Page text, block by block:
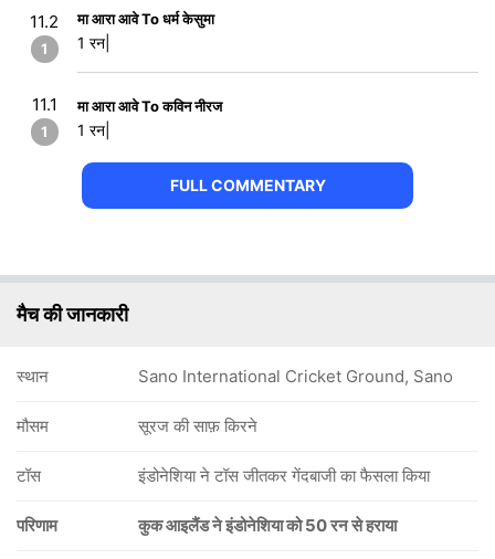
11.2
1
मा आरा आवे To धर्म केसुमा
1 रन|
11.1
1
मा आरा आवे To कविन नीरज
1 रन|
FULL COMMENTARY
मैच की जानकारी
स्थान Sano International Cricket Ground, Sano
मौसम सूरज की साफ़ किरने
टॉस इंडोनेशिया ने टॉस जीतकर गेंदबाजी का फैसला किया
परिणाम कुक आइलैंड ने इंडोनेशिया को 50 रन से हराया